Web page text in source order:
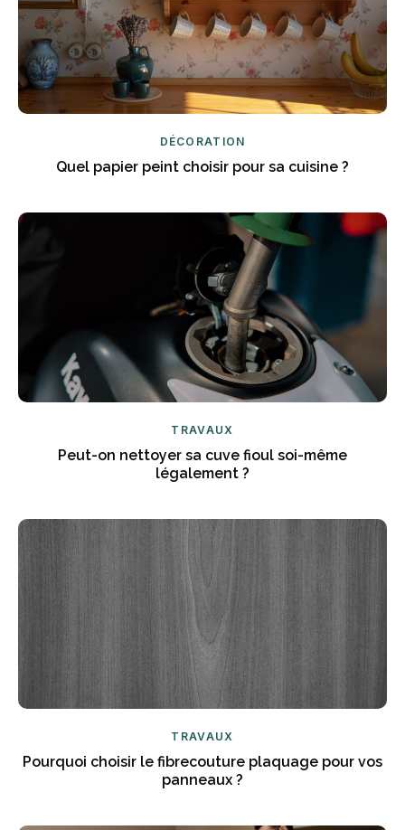
DÉCORATION
Quel papier peint choisir pour sa cuisine ?
TRAVAUX
Peut-on nettoyer sa cuve fioul soi-même
légalement ?
TRAVAUX
Pourquoi choisir le fibrecouture plaquage pour vos
panneaux ?